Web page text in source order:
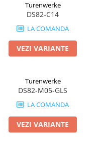
Turenwerke
DS82-C14
LA COMANDA
VEZI VARIANTE
Turenwerke
DS82-M05-GLS
LA COMANDA
VEZI VARIANTE